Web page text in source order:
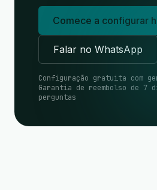
Comece a configurar
Falar no WhatsApp
Configuração gratuita com
Garantia de reembolso de 7
perguntas